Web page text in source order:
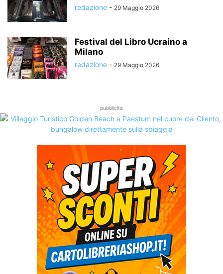
redazione - 29 Maggio 2026
Festival del Libro Ucraino a
Milano
redazione - 29 Maggio 2026
pubblicità